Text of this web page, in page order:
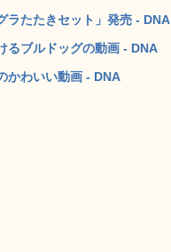
ラたたきセット」発売 - DNA
るブルドッグの動画 - DNA
かわいい動画 - DNA